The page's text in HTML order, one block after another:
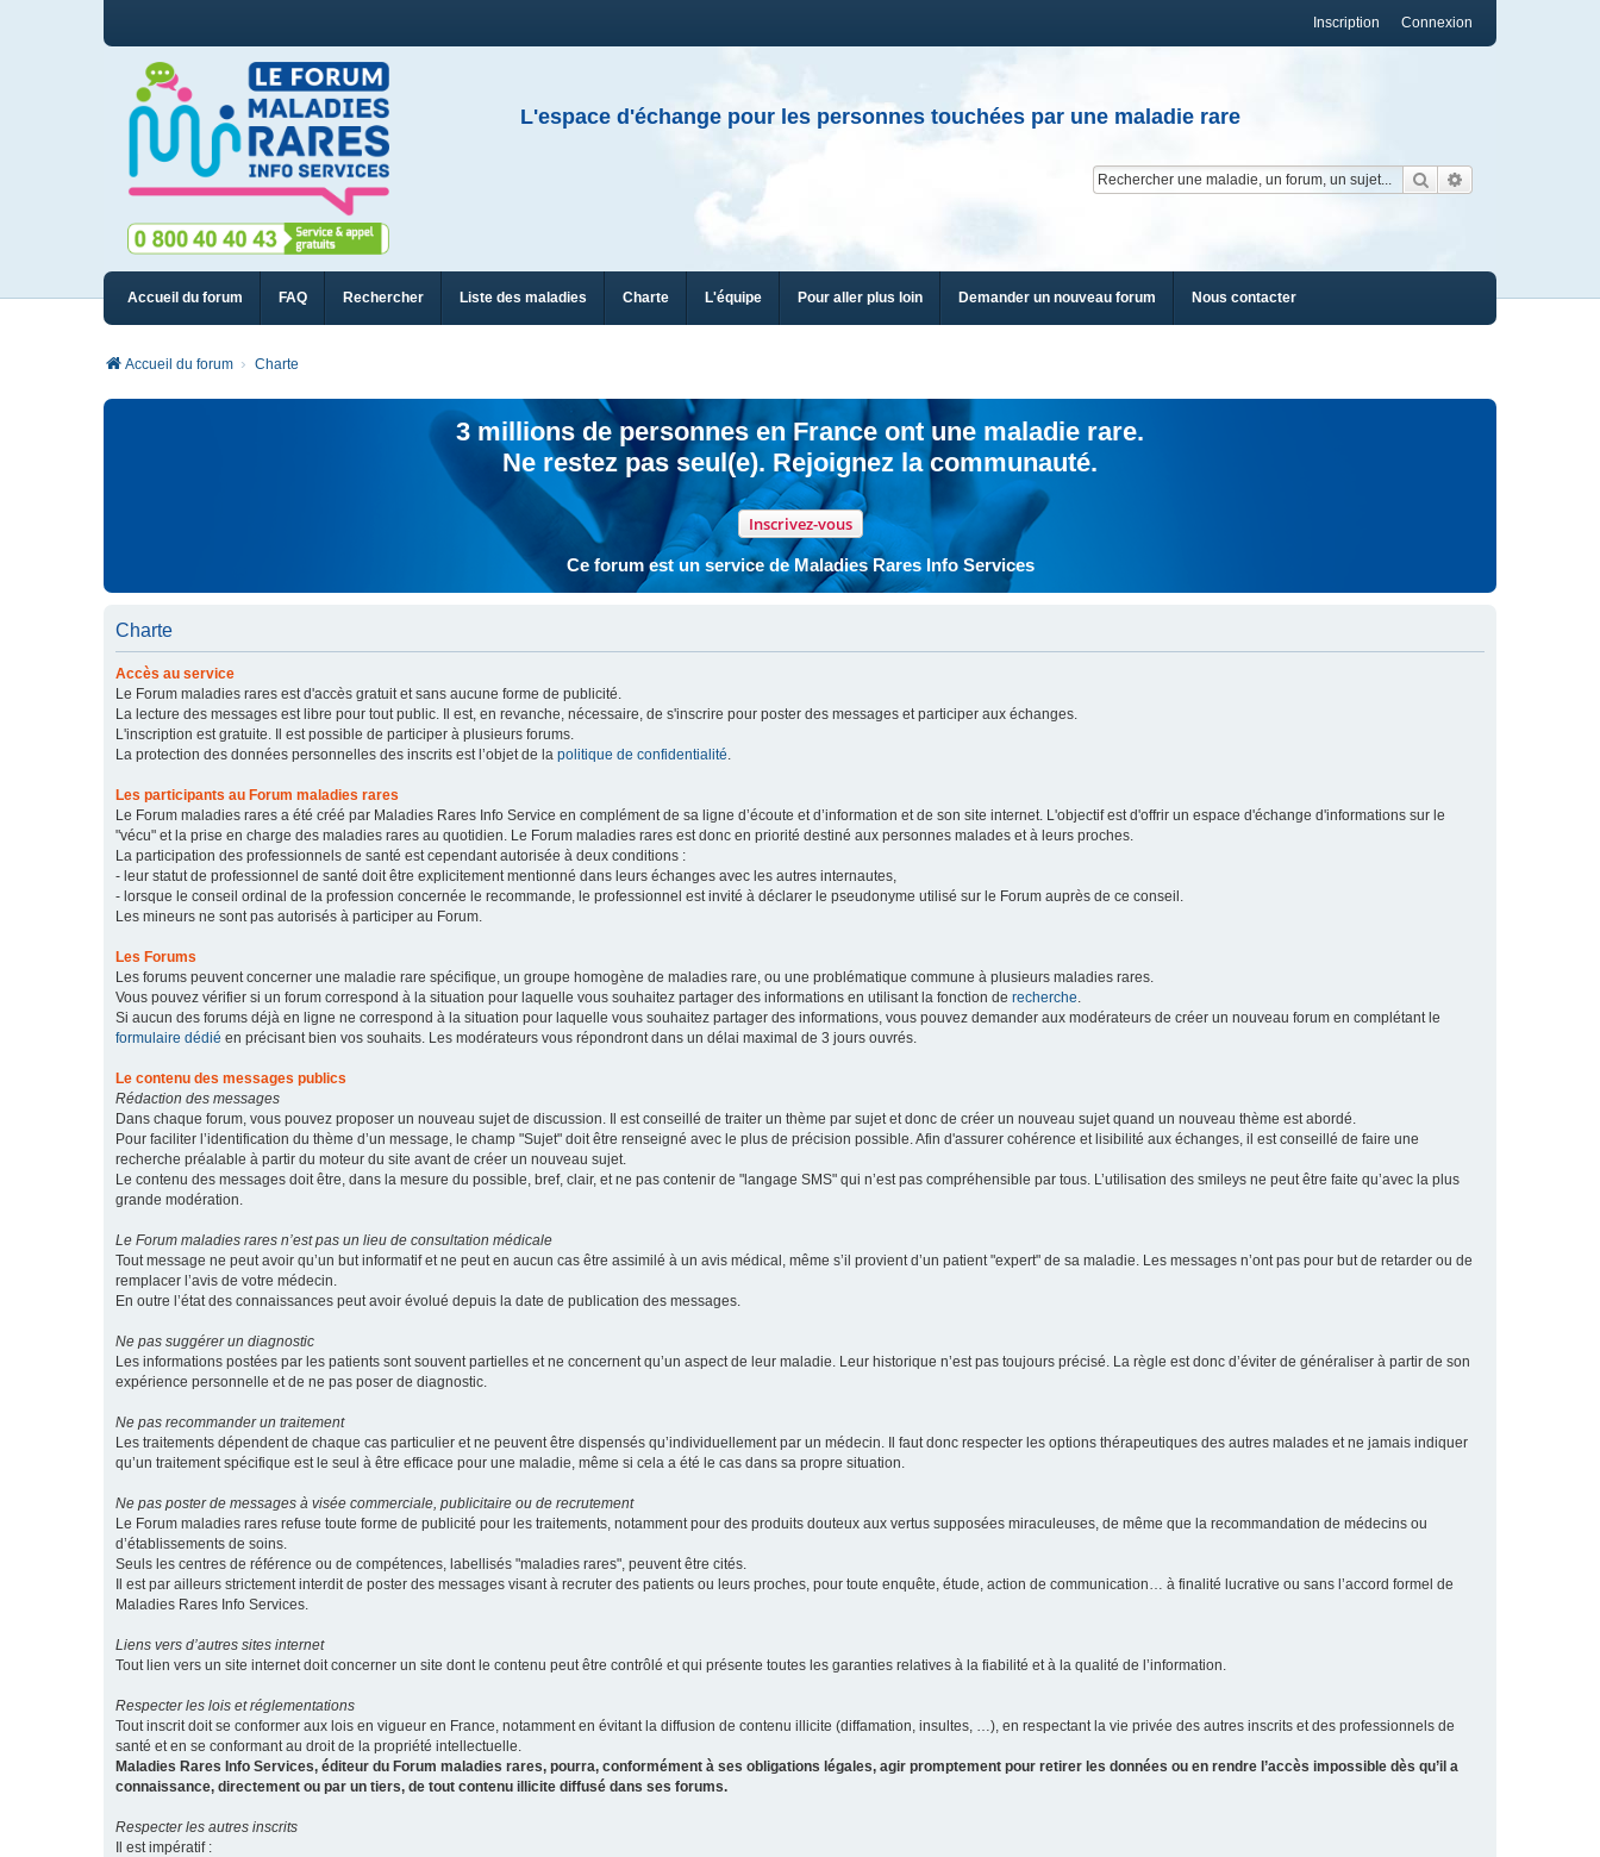
Connexion
Inscription
L'espace d'échange pour les personnes touchées par une maladie rare
Rechercher
Accueil du forum FAQ Rechercher Liste des maladies Charte L'équipe Pour aller plus loin Demander un nouveau forum Nous contacter
Accueil du forum Charte
3 millions de personnes en France ont une maladie rare.
Ne restez pas seul(e). Rejoignez la communauté.
Inscrivez-vous
Ce forum est un service de Maladies Rares Info Services
Charte
Accès au service
Le Forum maladies rares est d'accès gratuit et sans aucune forme de publicité.
La lecture des messages est libre pour tout public. Il est, en revanche, nécessaire, de s'inscrire pour poster des messages et participer aux échanges.
L'inscription est gratuite. Il est possible de participer à plusieurs forums.
La protection des données personnelles des inscrits est l’objet de la politique de confidentialité.
Les participants au Forum maladies rares
Le Forum maladies rares a été créé par Maladies Rares Info Service en complément de sa ligne d’écoute et d’information et de son site internet. L'objectif est d'offrir un espace d'échange d'informations sur le
"vécu" et la prise en charge des maladies rares au quotidien. Le Forum maladies rares est donc en priorité destiné aux personnes malades et à leurs proches.
La participation des professionnels de santé est cependant autorisée à deux conditions :
- leur statut de professionnel de santé doit être explicitement mentionné dans leurs échanges avec les autres internautes,
- lorsque le conseil ordinal de la profession concernée le recommande, le professionnel est invité à déclarer le pseudonyme utilisé sur le Forum auprès de ce conseil.
Les mineurs ne sont pas autorisés à participer au Forum.
Les Forums
Les forums peuvent concerner une maladie rare spécifique, un groupe homogène de maladies rare, ou une problématique commune à plusieurs maladies rares.
Vous pouvez vérifier si un forum correspond à la situation pour laquelle vous souhaitez partager des informations en utilisant la fonction de recherche.
Si aucun des forums déjà en ligne ne correspond à la situation pour laquelle vous souhaitez partager des informations, vous pouvez demander aux modérateurs de créer un nouveau forum en complétant le
formulaire dédié en précisant bien vos souhaits. Les modérateurs vous répondront dans un délai maximal de 3 jours ouvrés.
Le contenu des messages publics
Rédaction des messages
Dans chaque forum, vous pouvez proposer un nouveau sujet de discussion. Il est conseillé de traiter un thème par sujet et donc de créer un nouveau sujet quand un nouveau thème est abordé.
Pour faciliter l’identification du thème d’un message, le champ "Sujet" doit être renseigné avec le plus de précision possible. Afin d'assurer cohérence et lisibilité aux échanges, il est conseillé de faire une
recherche préalable à partir du moteur du site avant de créer un nouveau sujet.
Le contenu des messages doit être, dans la mesure du possible, bref, clair, et ne pas contenir de "langage SMS" qui n’est pas compréhensible par tous. L’utilisation des smileys ne peut être faite qu’avec la plus
grande modération.
Le Forum maladies rares n’est pas un lieu de consultation médicale
Tout message ne peut avoir qu’un but informatif et ne peut en aucun cas être assimilé à un avis médical, même s’il provient d’un patient "expert" de sa maladie. Les messages n’ont pas pour but de retarder ou de
remplacer l’avis de votre médecin.
En outre l’état des connaissances peut avoir évolué depuis la date de publication des messages.
Ne pas suggérer un diagnostic
Les informations postées par les patients sont souvent partielles et ne concernent qu’un aspect de leur maladie. Leur historique n’est pas toujours précisé. La règle est donc d’éviter de généraliser à partir de son
expérience personnelle et de ne pas poser de diagnostic.
Ne pas recommander un traitement
Les traitements dépendent de chaque cas particulier et ne peuvent être dispensés qu’individuellement par un médecin. Il faut donc respecter les options thérapeutiques des autres malades et ne jamais indiquer
qu’un traitement spécifique est le seul à être efficace pour une maladie, même si cela a été le cas dans sa propre situation.
Ne pas poster de messages à visée commerciale, publicitaire ou de recrutement
Le Forum maladies rares refuse toute forme de publicité pour les traitements, notamment pour des produits douteux aux vertus supposées miraculeuses, de même que la recommandation de médecins ou
d’établissements de soins.
Seuls les centres de référence ou de compétences, labellisés "maladies rares", peuvent être cités.
Il est par ailleurs strictement interdit de poster des messages visant à recruter des patients ou leurs proches, pour toute enquête, étude, action de communication… à finalité lucrative ou sans l’accord formel de
Maladies Rares Info Services.
Liens vers d’autres sites internet
Tout lien vers un site internet doit concerner un site dont le contenu peut être contrôlé et qui présente toutes les garanties relatives à la fiabilité et à la qualité de l’information.
Respecter les lois et réglementations
Tout inscrit doit se conformer aux lois en vigueur en France, notamment en évitant la diffusion de contenu illicite (diffamation, insultes, …), en respectant la vie privée des autres inscrits et des professionnels de
santé et en se conformant au droit de la propriété intellectuelle.
Maladies Rares Info Services, éditeur du Forum maladies rares, pourra, conformément à ses obligations légales, agir promptement pour retirer les données ou en rendre l’accès impossible dès qu’il a
connaissance, directement ou par un tiers, de tout contenu illicite diffusé dans ses forums.
Respecter les autres inscrits
Il est impératif :